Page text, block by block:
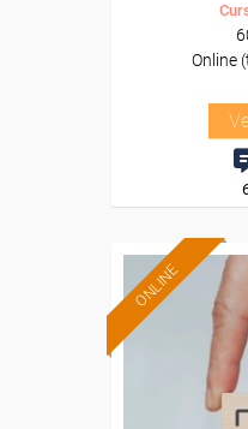
Online
ONLINE
Para
trabajadores y